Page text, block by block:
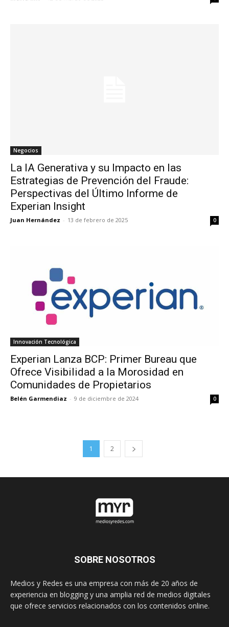
Negocios
La IA Generativa y su Impacto en las
Estrategias de Prevención del Fraude:
Perspectivas del Último Informe de
Experian Insight
Juan Hernández - 13 de febrero de 2025 0
Innovación Tecnológica
Experian Lanza BCP: Primer Bureau que
Ofrece Visibilidad a la Morosidad en
Comunidades de Propietarios
Belén Garmendiaz - 9 de diciembre de 2024 0
1 2
SOBRE NOSOTROS
Medios y Redes es una empresa con más de 20 años de
experiencia en blogging y una amplia red de medios digitales
que ofrece servicios relacionados con los contenidos online.